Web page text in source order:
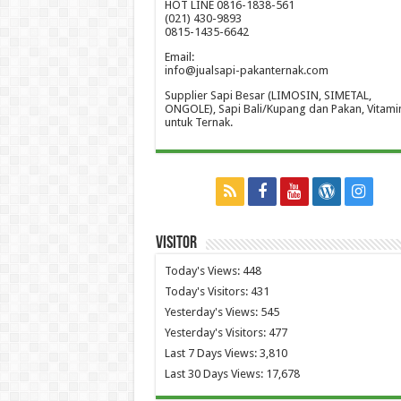
HOT LINE 0816-1838-561
(021) 430-9893
0815-1435-6642
Email:
info@jualsapi-pakanternak.com
Supplier Sapi Besar (LIMOSIN, SIMETAL,
ONGOLE), Sapi Bali/Kupang dan Pakan,
untuk Ternak.
Visitor
Today's Views: 448
Today's Visitors: 431
Yesterday's Views: 545
Yesterday's Visitors: 477
Last 7 Days Views: 3,810
Last 30 Days Views: 17,678